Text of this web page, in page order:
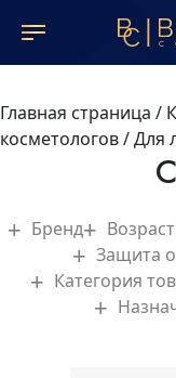
Главная страница /
косметологов/Для
Бренд Возраст
Защита
Категория